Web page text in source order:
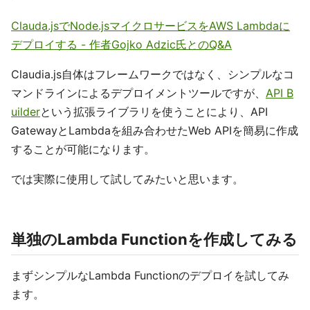
Clauda.jsでNode.jsマイクロサービスをAWS Lambdaに
デプロイする - 作者Gojko Adzic氏とのQ&A
Claudia.js自体はフレームワークではなく、シンプルなコ
マンドラインによるデプロイメントツールですが、 API B
uilderという拡張ライブラリを使うことにより、API
GatewayとLambdaを組み合わせたWeb APIを簡易に作成
することが可能になります。
では実際に使用して試してみたいと思います。
単独のLambda Functionを作成してみる
まずシンプルなLambda Functionのデプロイを試してみ
ます。